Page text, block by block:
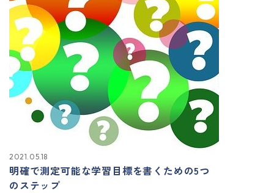
2021.05.18
明確で測定可能な学習目標を書くための5つ
のステップ